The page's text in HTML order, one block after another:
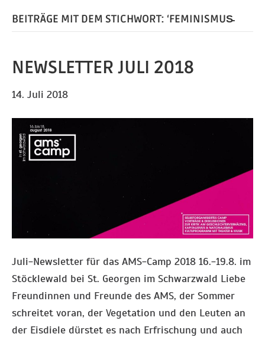
BEITRÄGE MIT DEM STICHWORT: ‘FEMINISMUS̵
NEWSLETTER JULI 2018
14. Juli 2018
Juli-Newsletter für das AMS-Camp 2018 16.-19.8. im
Stöcklewald bei St. Georgen im Schwarzwald Liebe
Freundinnen und Freunde des AMS, der Sommer
schreitet voran, der Vegetation und den Leuten an
der Eisdiele dürstet es nach Erfrischung und auch